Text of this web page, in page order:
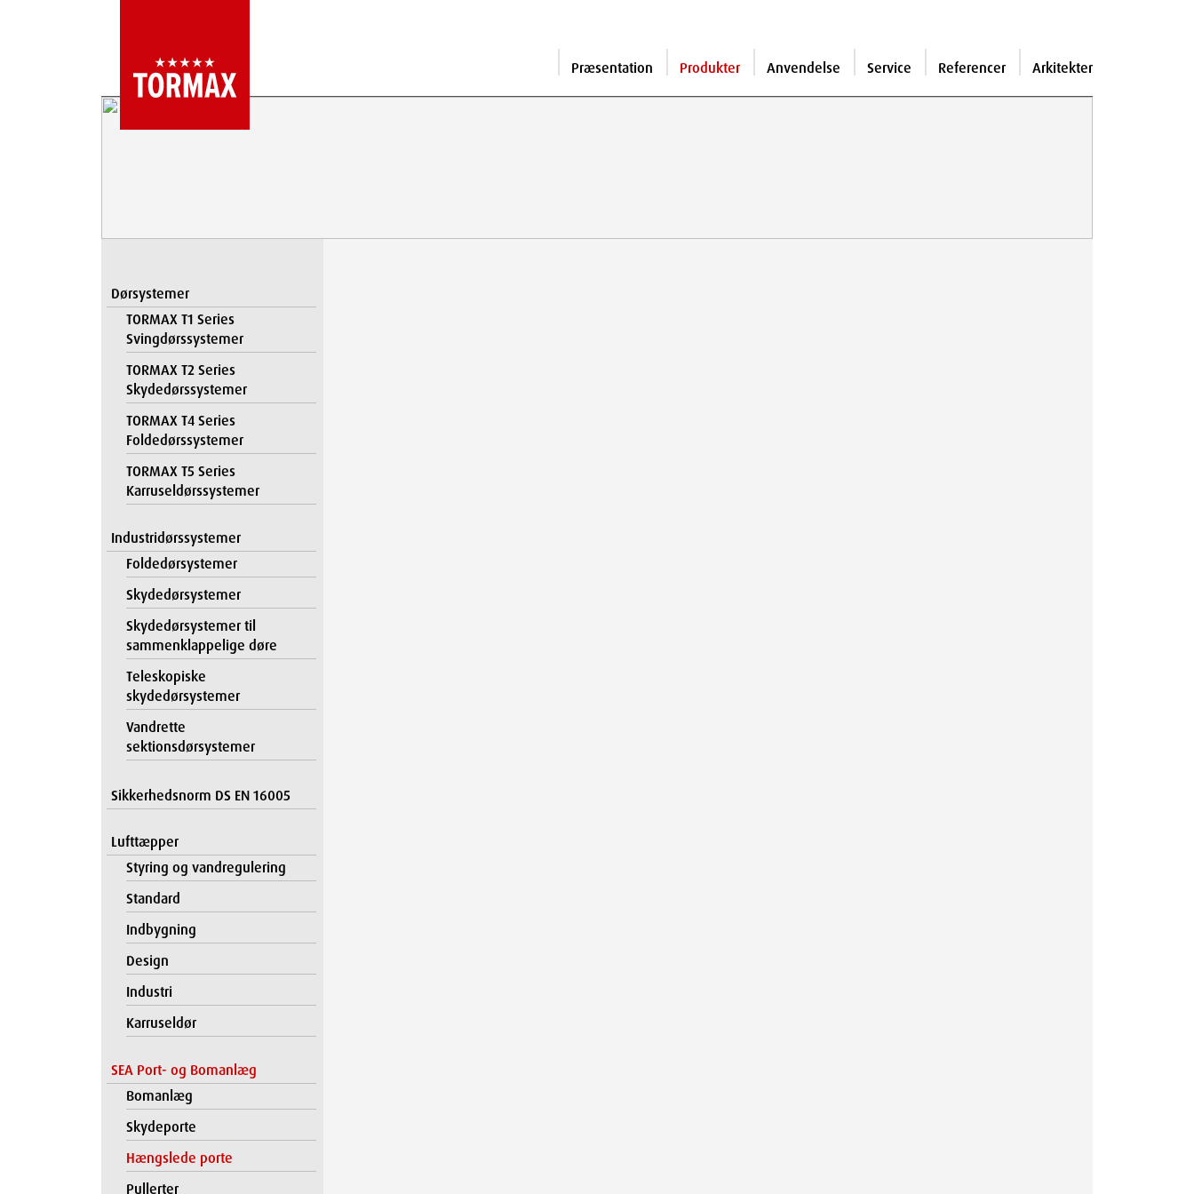
Præsentation Produkter Anvendelse Service Referencer Arkitekter
Dørsystemer
TORMAX T1 Series
Svingdørssystemer
TORMAX T2 Series
Skydedørssystemer
TORMAX T4 Series
Foldedørssystemer
TORMAX T5 Series
Karruseldørssystemer
Industridørssystemer
Foldedørsystemer
Skydedørsystemer
Skydedørsystemer til
sammenklappelige døre
Teleskopiske
skydedørsystemer
Vandrette
sektionsdørsystemer
Sikkerhedsnorm DS EN 16005
Lufttæpper
Styring og vandregulering
Standard
Indbygning
Design
Industri
Karruseldør
SEA Port- og Bomanlæg
Bomanlæg
Skydeporte
Hængslede porte
Pullerter